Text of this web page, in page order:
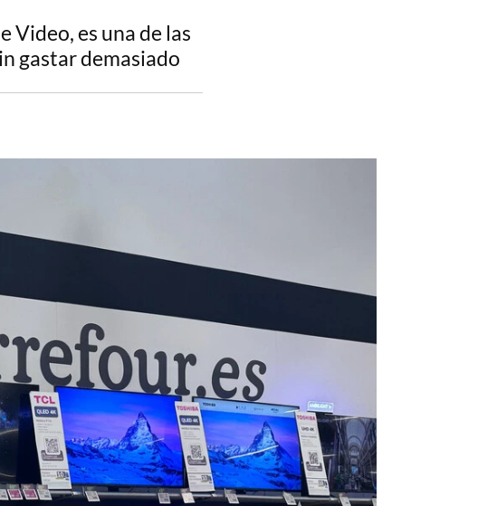
Video, es una de las
gastar demasiado